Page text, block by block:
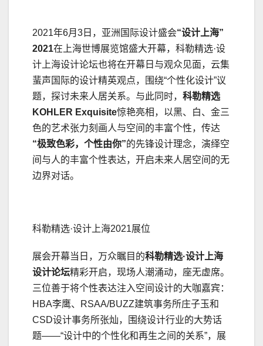
2021年6月3日，亚洲国际设计盛会“设计上海”
2021在上海世博展览馆盛大开幕，科勒精选·设
计上海设计论坛也将在开幕日与观众见面，云集
蜚声国际的设计精英观点，围绕“个性化设计”议
题，探讨未来人居关系。与此同时， 科勒精选
KOHLER Exquisite惊艳亮相，以黑、白、金三
色的艺术张力刻画人与空间的丰富个性，传达
“极致色彩，个性由你”的先锋设计理念，演绎空
间与人的丰富个性表达，开启未来人居空间的无
边界对话。
科勒精选·设计上海2021展位
展会开幕当日，万众瞩目的科勒精选·设计上海
设计论坛精彩开启，现场人潮涌动，座无虚席。
三位善于将个性表达注入空间设计的大咖嘉宾：
HBA李鹰、RSAA/BUZZ建筑事务所庄子玉和
CSD设计事务所张灿，围绕设计行业的大势话
题——“设计中的个性化和再生之间的关系”，展